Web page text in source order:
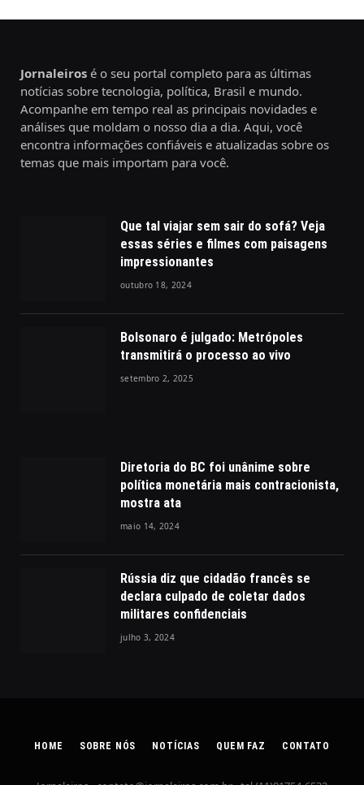
Jornaleiros é o seu portal completo para as últimas
notícias sobre tecnologia, política, Brasil e mundo.
Acompanhe em tempo real as principais novidades e
análises que moldam o nosso dia a dia. Aqui, você
encontra informações confiáveis e atualizadas sobre os
temas que mais importam para você.
Que tal viajar sem sair do sofá? Veja
essas séries e filmes com paisagens
impressionantes
outubro 18, 2024
Bolsonaro é julgado: Metrópoles
transmitirá o processo ao vivo
setembro 2, 2025
Diretoria do BC foi unânime sobre
política monetária mais contracionista,
mostra ata
maio 14, 2024
Rússia diz que cidadão francês se
declara culpado de coletar dados
militares confidenciais
julho 3, 2024
HOME SOBRE NÓS NOTÍCIAS QUEM FAZ CONTATO